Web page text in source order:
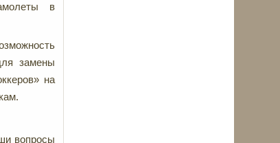
в
замены
на
вопросы